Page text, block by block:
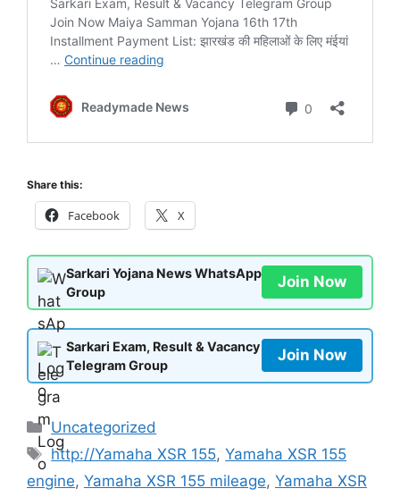
Share this:
Facebook X
Sarkari Yojana News WhatsApp
Group
Join Now
Sarkari Exam, Result & Vacancy
Telegram Group
Join Now
Categories
Uncategorized
Tags
http://Yamaha XSR 155,Yamaha XSR 155
engine, Yamaha XSR 155 mileage, Yamaha XSR